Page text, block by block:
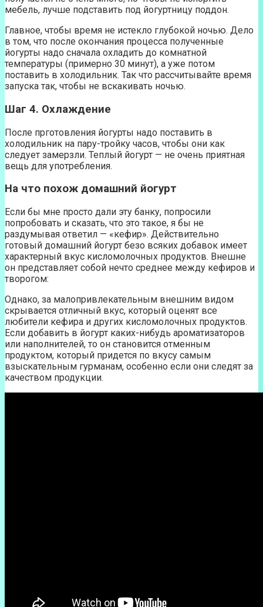
мебель, лучше подставить под йогуртницу поддон.
Главное, чтобы время не истекло глубокой ночью. Дело
в том, что после окончания процесса полученные
йогурты надо сначала охладить до комнатной
температуры (примерно 30 минут), а уже потом
поставить в холодильник. Так что рассчитывайте время
запуска так, чтобы не вскакивать ночью.
Шаг 4. Охлаждение
После прготовления йогурты надо поставить в
холодильник на пару-тройку часов, чтобы они как
следует замерзли. Теплый йогурт — не очень приятная
вещь для употребления.
На что похож домашний йогурт
Если бы мне просто дали эту банку, попросили
попробовать и сказать, что это такое, я бы не
раздумывая ответил — «кефир». Действительно
готовый домашний йогурт безо всяких добавок имеет
характерный вкус кисломолочных продуктов. Внешне
он представляет собой нечто среднее между кефиров и
творогом:
Однако, за малопривлекательным внешним видом
скрывается отличный вкус, который оценят все
любители кефира и других кисломолочных продуктов.
Если добавить в йогурт каких-нибудь ароматизаторов
или наполнителей, то он становится отменным
продуктом, который придется по вкусу самым
взыскательным гурманам, особенно если они следят за
качеством продукции.